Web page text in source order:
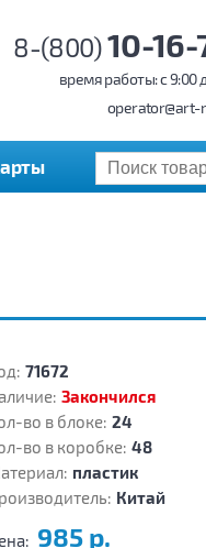
8-(800)10-16-
время работы: c 9:00
operator@art-
71672
Закончился
во в блоке: 24
во в коробке: 48
пластик
Китай
985 р.